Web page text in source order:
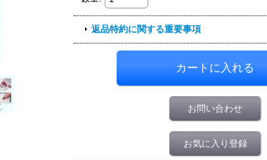
返品特約に関する重要事項
お問い合わせ
お気に入り登録